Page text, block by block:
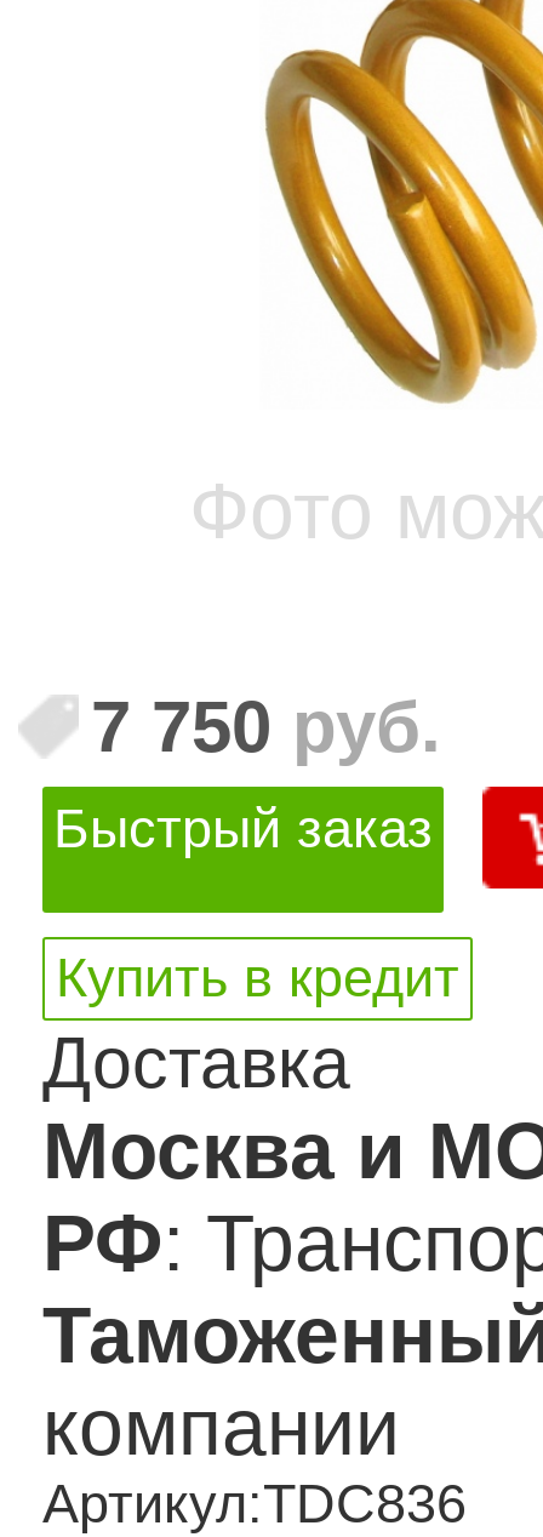
Фото
7 750 руб.
Быстрый заказ
Купить в кредит
Доставка
Москва и
РФ:
компании
Артикул:TDC836